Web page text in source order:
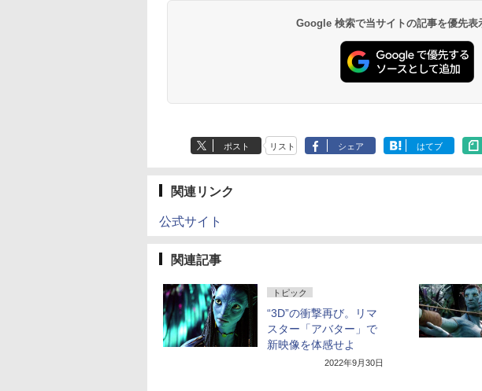
Google 検索で当サイトの記事を優先表
ポスト リスト シェア はてブ
関連リンク
公式サイト
関連記事
トピック
“3D”の衝撃再び。リマ
スター「アバター」で
新映像を体感せよ
2022年9月30日